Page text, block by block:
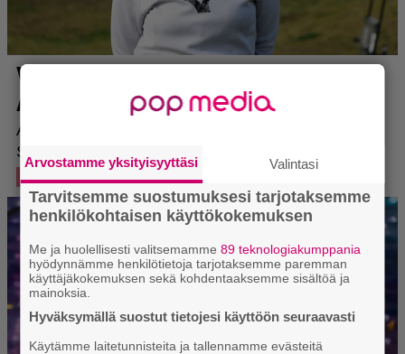
Arvostamme yksityisyyttäsi Valintasi
Tarvitsemme suostumuksesi tarjotaksemme
henkilökohtaisen käyttökokemuksen
Me ja huolellisesti valitsemamme89 teknologiakumppania
hyödynnämme henkilötietoja tarjotaksemme paremman
käyttäjäkokemuksen sekä kohdentaaksemme sisältöä ja
mainoksia.
Hyväksymällä suostut tietojesi käyttöön seuraavasti
Käytämme laitetunnisteita ja tallennamme evästeitä